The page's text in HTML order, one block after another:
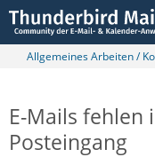
Allgemeines Arbeiten /
E-Mails fehlen
Posteingang